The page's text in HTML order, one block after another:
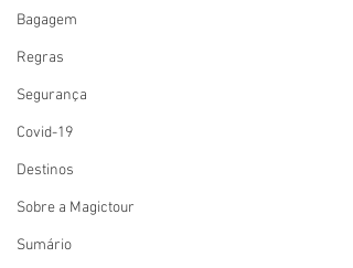
Bagagem
Regras
Segurança
Covid-19
Destinos
Sobre a Magictour
Sumário